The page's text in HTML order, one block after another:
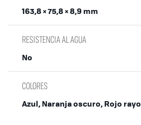
163,8 × 75,8 × 8,9 mm
RESISTENCIA AL AGUA
No
COLORES
Azul, Naranja oscuro, Rojo rayo